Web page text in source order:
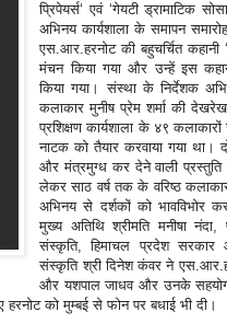
प्रिपेयर्स‘ एवं ‘गेयटी ड्रामाटिक
अभिनय कार्यशाला के समापन
एस.आर.हरनोट की बहुचर्चित
मंचन किया गया और उन्हें इस
किया गया। संस्था के निर्देशक
कलाकार मुनीष प्रेम शर्मा की
प्रशिक्षण कार्यशाला के ४९
नाटक को तैयार करवाया गया था।
और मंत्रमुग्ध कर देने वाली प्रस्तुति
लेकर साठ वर्ष तक के वरिष्ठ
अभिनय से दर्शकों को भावविभोर
मुख्य अतिथि श्रीमति मनीषा नंदा,
संस्कृति, हिमाचल प्रदेश
संस्कृति श्री दिनेश कंवर ने
और यशपाल जाधव और उनके सहयोगी
को मुम्बई से फोन पर बधाई भी दी।